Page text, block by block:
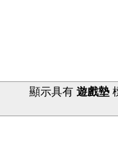
顯示具有 遊戲墊